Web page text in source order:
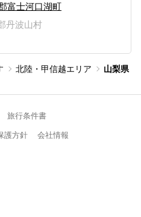
富士河口湖町
丹波山村
北陸・甲信越エリア 山梨県
旅行条件書
護方針 会社情報